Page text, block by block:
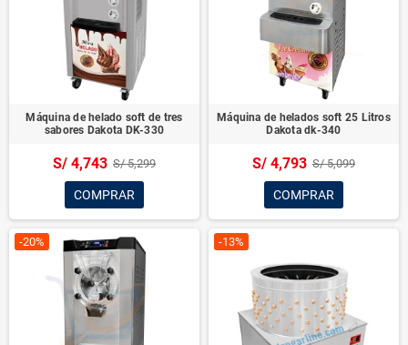
Máquina de helado soft de tres
sabores Dakota DK-330
S/ 4,743 S/ 5,299
COMPRAR
Máquina de helados soft 25 Litros
Dakota dk-340
S/ 4,793 S/ 5,099
COMPRAR
-20% -13%